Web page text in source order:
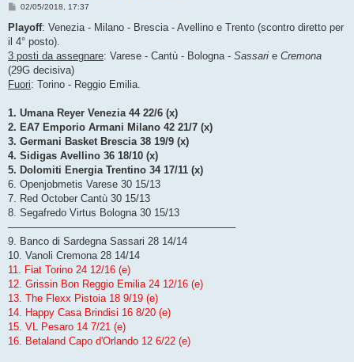
M
s
a
g
g
i
o
02/05/2018, 17:37
Playoff: Venezia - Milano - Brescia - Avellino e Trento (scontro diretto per
il 4° posto).
3 posti da assegnare: Varese - Cantù - Bologna - Sassari e Cremona
(29G decisiva)
Fuori: Torino - Reggio Emilia.
1. Umana Reyer Venezia 44 22/6 (x)
2. EA7 Emporio Armani Milano 42 21/7 (x)
3. Germani Basket Brescia 38 19/9 (x)
4. Sidigas Avellino 36 18/10 (x)
5. Dolomiti Energia Trentino 34 17/11 (x)
6. Openjobmetis Varese 30 15/13
7. Red October Cantù 30 15/13
8. Segafredo Virtus Bologna 30 15/13
────────────────────────────────
9. Banco di Sardegna Sassari 28 14/14
10. Vanoli Cremona 28 14/14
11. Fiat Torino 24 12/16 (e)
12. Grissin Bon Reggio Emilia 24 12/16 (e)
13. The Flexx Pistoia 18 9/19 (e)
14. Happy Casa Brindisi 16 8/20 (e)
15. VL Pesaro 14 7/21 (e)
16. Betaland Capo d'Orlando 12 6/22 (e)